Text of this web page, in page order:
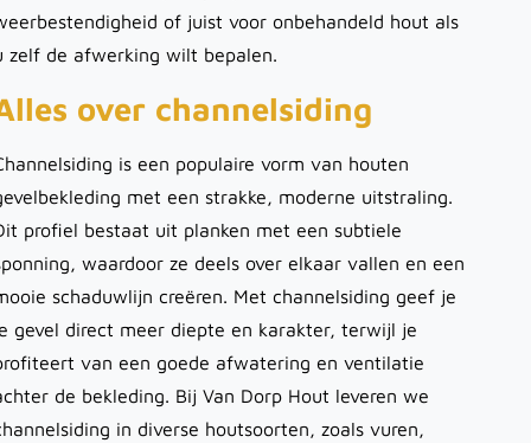
of juist voor onbehandeld hout als
zelf de afwerking wilt bepalen.
over channelsiding
is een populaire vorm van houten
met een strakke, moderne uitstraling.
profiel bestaat uit planken met een subtiele
waardoor ze deels over elkaar vallen en een
schaduwlijn creëren. Met channelsiding geef je
gevel direct meer diepte en karakter, terwijl je
van een goede afwatering en ventilatie
de bekleding. Bij Van Dorp Hout leveren we
in diverse houtsoorten, zoals vuren,